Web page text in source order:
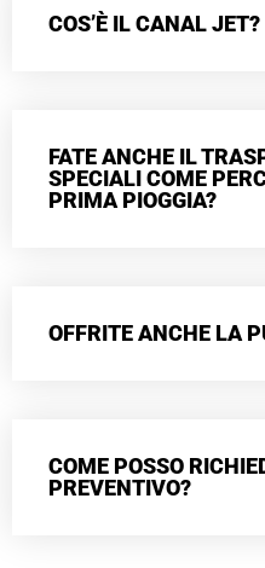
COS’È IL CANAL JET?
FATE ANCHE IL
SPECIALI COME
PRIMA PIOGGIA?
OFFRITE ANCHE LA
COME POSSO
PREVENTIVO?